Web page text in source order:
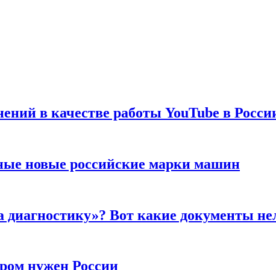
в качестве работы YouTube в
новые российские марки машин
Вот какие документы
нужен России